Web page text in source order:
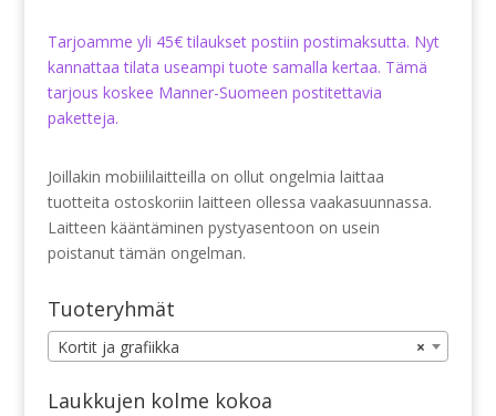
Tarjoamme yli 45€ tilaukset postiin postimaksutta. Nyt
kannattaa tilata useampi tuote samalla kertaa. Tämä
tarjous koskee Manner-Suomeen postitettavia
paketteja.
Joillakin mobiililaitteilla on ollut ongelmia laittaa
tuotteita ostoskoriin laitteen ollessa vaakasuunnassa.
Laitteen kääntäminen pystyasentoon on usein
poistanut tämän ongelman.
Tuoteryhmät
×
Kortit ja grafiikka
Laukkujen kolme kokoa